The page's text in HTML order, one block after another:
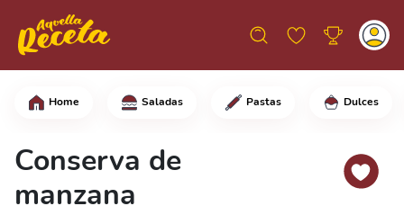
Home Saladas Pastas Dulces
Conserva de
manzana
Comienza cortando las manzanas